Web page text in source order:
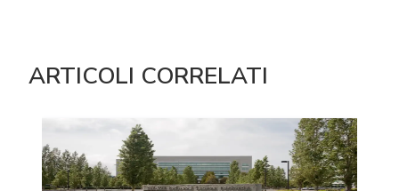
ARTICOLI CORRELATI